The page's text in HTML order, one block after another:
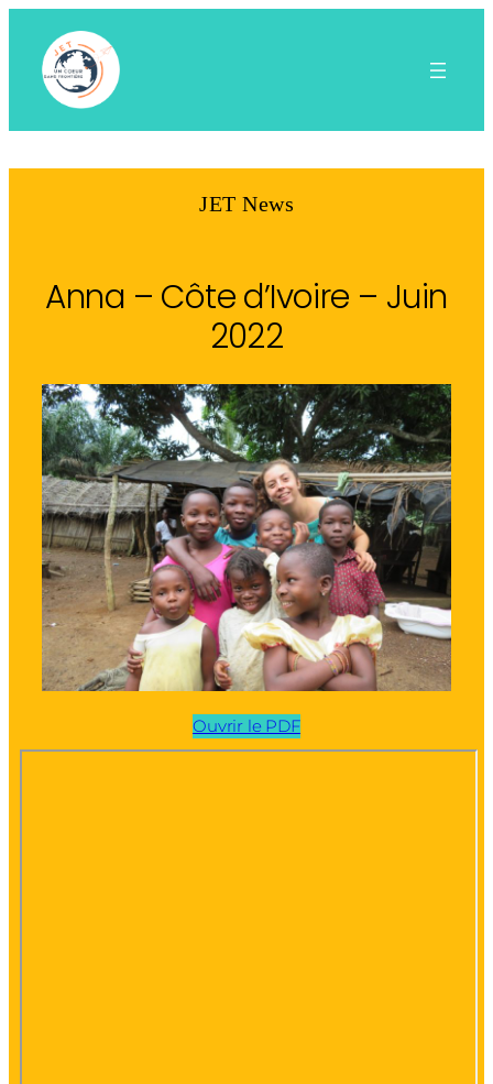
contenu
JET News
Anna – Côte d’Ivoire – Juin
2022
Ouvrir le PDF